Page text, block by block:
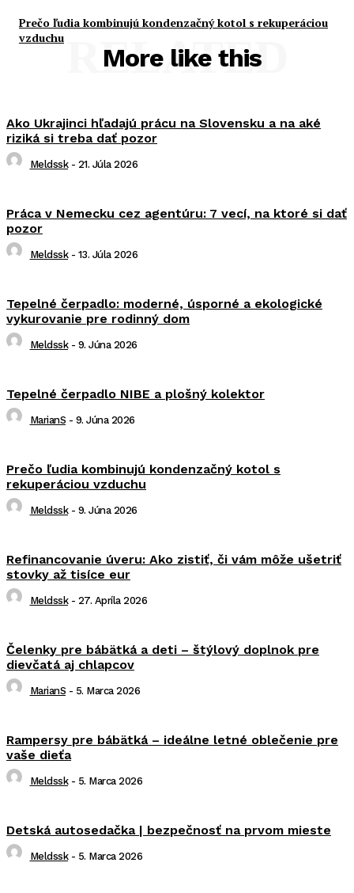
Prečo ľudia kombinujú kondenzačný kotol s rekuperáciou
vzduchu
More like this
RELATED
Ako Ukrajinci hľadajú prácu na Slovensku a na aké
riziká si treba dať pozor
Meldssk - 21. Júla 2026
Práca v Nemecku cez agentúru: 7 vecí, na ktoré si dať
pozor
Meldssk - 13. Júla 2026
Tepelné čerpadlo: moderné, úsporné a ekologické
vykurovanie pre rodinný dom
Meldssk - 9. Júna 2026
Tepelné čerpadlo NIBE a plošný kolektor
MarianS - 9. Júna 2026
Prečo ľudia kombinujú kondenzačný kotol s
rekuperáciou vzduchu
Meldssk - 9. Júna 2026
Refinancovanie úveru: Ako zistiť, či vám môže ušetriť
stovky až tisíce eur
Meldssk - 27. Apríla 2026
Čelenky pre bábätká a deti – štýlový doplnok pre
dievčatá aj chlapcov
MarianS - 5. Marca 2026
Rampersy pre bábätká – ideálne letné oblečenie pre
vaše dieťa
Meldssk - 5. Marca 2026
Detská autosedačka | bezpečnosť na prvom mieste
Meldssk - 5. Marca 2026